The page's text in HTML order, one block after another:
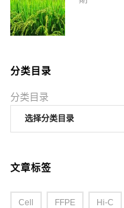
分类目录
分类目录
文章标签
Cell FFPE Hi-C